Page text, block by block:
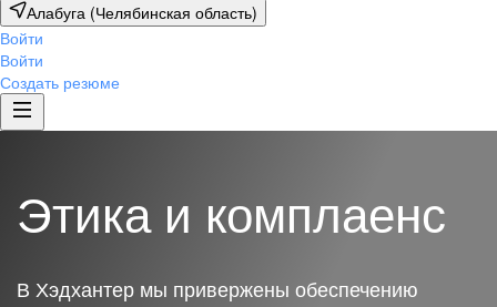
Алабуга (Челябинская область)
Войти
Войти
Создать резюме
Этика и комплаенс
В Хэдхантер мы привержены обеспечению